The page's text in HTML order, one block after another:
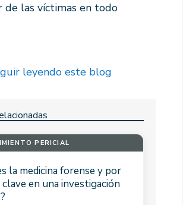
de las víctimas en todo
leyendo este blog
PERICIAL
la medicina forense y por
clave en una investigación